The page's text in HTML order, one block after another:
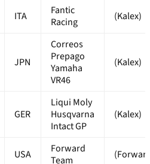
ITA
Fantic
Racing
(Kalex)
JPN
Correos
Prepago
Yamaha
VR46
(Kalex)
GER
Liqui Moly
Husqvarna
Intact GP
(Kalex)
USA
Forward
Team